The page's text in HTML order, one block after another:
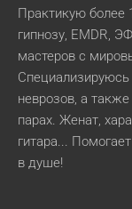
Практикую более
гипнозу, EMDR,
мастеров с
Специализируюсь
неврозов, а
парах. Женат,
гитара...
в душе!